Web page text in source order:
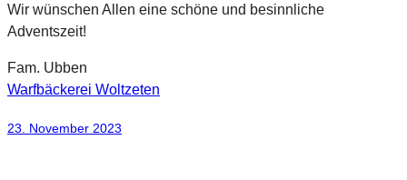
Wir wünschen Allen eine schöne und besinnliche
Adventszeit!
Fam. Ubben
Warfbäckerei Woltzeten
23. November 2023